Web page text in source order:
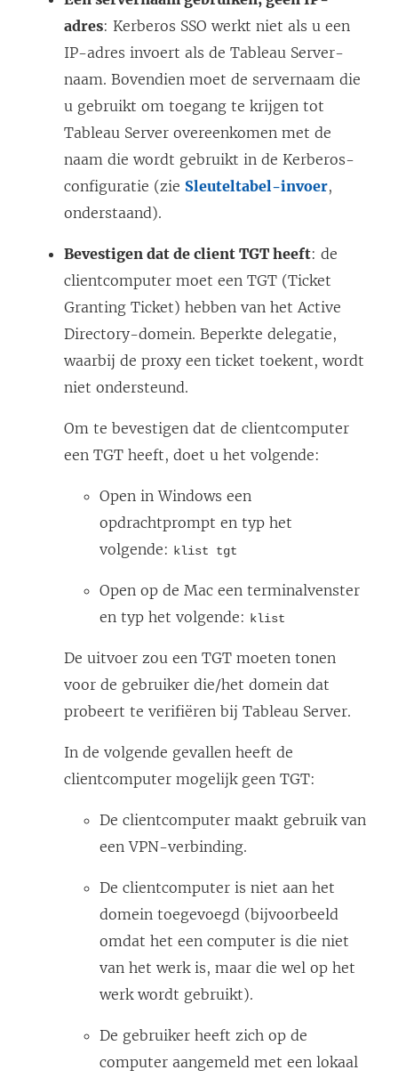
adres: Kerberos SSO werkt niet als u een
IP-adres invoert als de Tableau Server-
naam. Bovendien moet de servernaam die
u gebruikt om toegang te krijgen tot
Tableau Server overeenkomen met de
naam die wordt gebruikt in de Kerberos-
configuratie (zie Sleuteltabel-invoer,
onderstaand).
Bevestigen dat de client TGT heeft: de
clientcomputer moet een TGT (Ticket
Granting Ticket) hebben van het Active
Directory-domein. Beperkte delegatie,
waarbij de proxy een ticket toekent, wordt
niet ondersteund.
Om te bevestigen dat de clientcomputer
een TGT heeft, doet u het volgende:
Open in Windows een
opdrachtprompt en typ het
volgende: klist tgt
Open op de Mac een terminalvenster
en typ het volgende: klist
De uitvoer zou een TGT moeten tonen
voor de gebruiker die/het domein dat
probeert te verifiëren bij Tableau Server.
In de volgende gevallen heeft de
clientcomputer mogelijk geen TGT:
De clientcomputer maakt gebruik van
een VPN-verbinding.
De clientcomputer is niet aan het
domein toegevoegd (bijvoorbeeld
omdat het een computer is die niet
van het werk is, maar die wel op het
werk wordt gebruikt).
De gebruiker heeft zich op de
computer aangemeld met een lokaal